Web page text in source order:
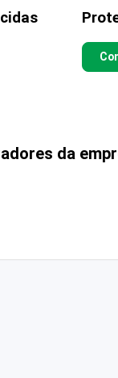
da